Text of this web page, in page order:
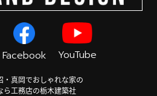
Facebook YouTube
・真岡でおしゃれな家の
ら工務店の栃木建築社